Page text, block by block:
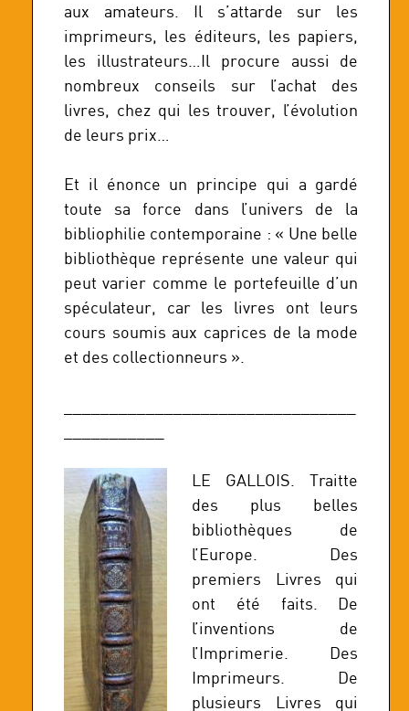
aux amateurs. Il s’attarde sur les
imprimeurs, les éditeurs, les papiers,
les illustrateurs…Il procure aussi de
nombreux conseils sur l’achat des
livres, chez qui les trouver, l’évolution
de leurs prix…
Et il énonce un principe qui a gardé
toute sa force dans l’univers de la
bibliophilie contemporaine : « Une belle
bibliothèque représente une valeur qui
peut varier comme le portefeuille d’un
spéculateur, car les livres ont leurs
cours soumis aux caprices de la mode
et des collectionneurs ».
LE GALLOIS. Traitte
des plus belles
bibliothèques de
l’Europe. Des
premiers Livres qui
ont été faits. De
l’inventions de
l’Imprimerie. Des
Imprimeurs. De
plusieurs Livres qui